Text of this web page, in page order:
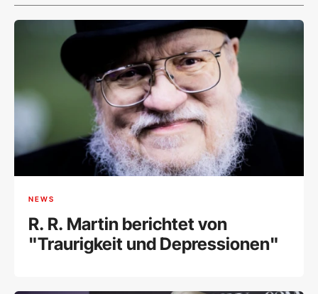
NEWS
R. R. Martin berichtet von
"Traurigkeit und Depressionen"